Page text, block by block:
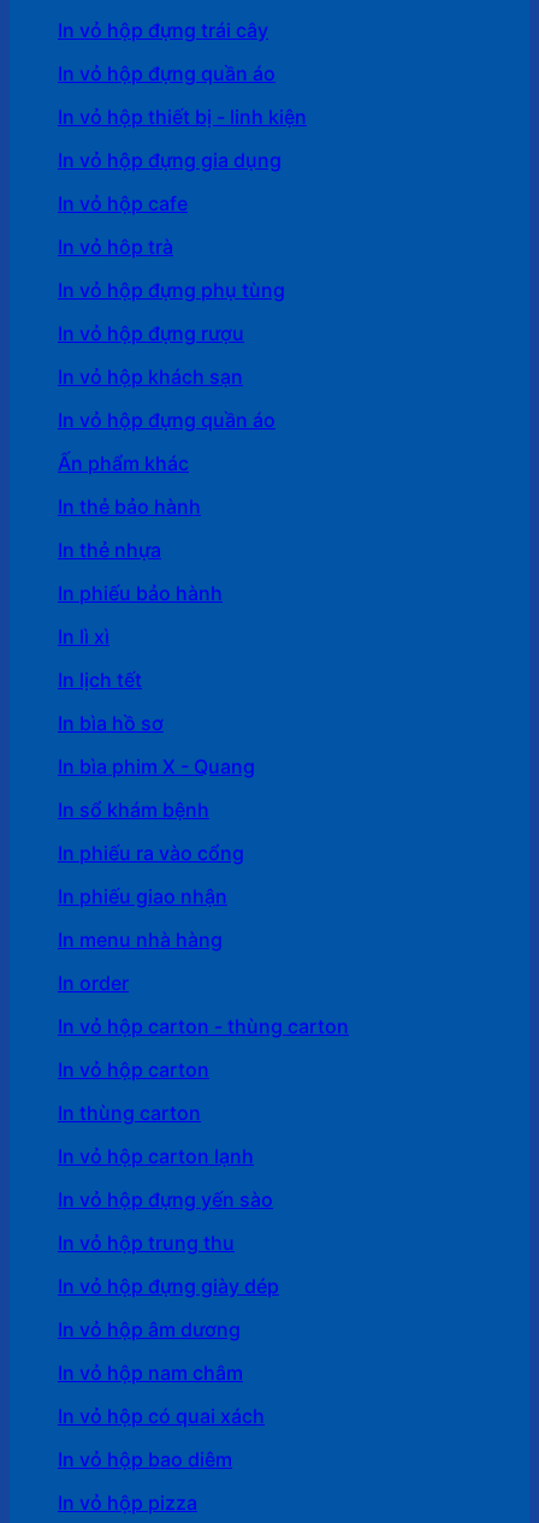
In vỏ hộp đựng trái cây
In vỏ hộp đựng quần áo
In vỏ hộp thiết bị - linh kiện
In vỏ hộp đựng gia dụng
In vỏ hộp cafe
In vỏ hôp trà
In vỏ hộp đựng phụ tùng
In vỏ hộp đựng rượu
In vỏ hộp khách sạn
In vỏ hộp đựng quần áo
Ấn phẩm khác
In thẻ bảo hành
In thẻ nhựa
In phiếu bảo hành
In lì xì
In lịch tết
In bìa hồ sơ
In bìa phim X - Quang
In sổ khám bệnh
In phiếu ra vào cổng
In phiếu giao nhận
In menu nhà hàng
In order
In vỏ hộp carton - thùng carton
In vỏ hộp carton
In thùng carton
In vỏ hộp carton lạnh
In vỏ hộp đựng yến sào
In vỏ hộp trung thu
In vỏ hộp đựng giày dép
In vỏ hộp âm dương
In vỏ hộp nam châm
In vỏ hộp có quai xách
In vỏ hộp bao diêm
In vỏ hộp pizza